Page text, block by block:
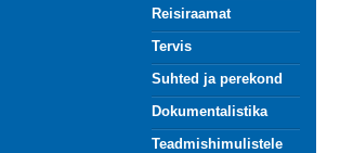
Reisiraamat
Tervis
Suhted ja perekond
Dokumentalistika
Teadmishimulistele